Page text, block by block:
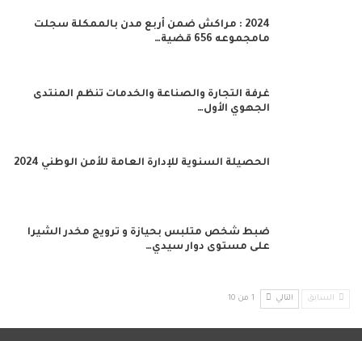
2024 : مراكش ضمن أربع مدن بالممكلة سجلت
مامجموعه 656 قضية…
غرفة التجارة والصناعة والخدمات تنظم المنتدى
الجهوي الأول…
الحصيلة السنوية للإدارة العامة للأمن الوطني 2024
ضبط شخص متلبس بحيازة و ترويج مخدر الشيرا
على مستوى دوار سيدي…
السابق التالي 1 من 10